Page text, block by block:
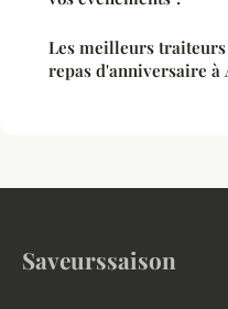
Les meilleurs
repas d'anniversaire à
Saveurssaison